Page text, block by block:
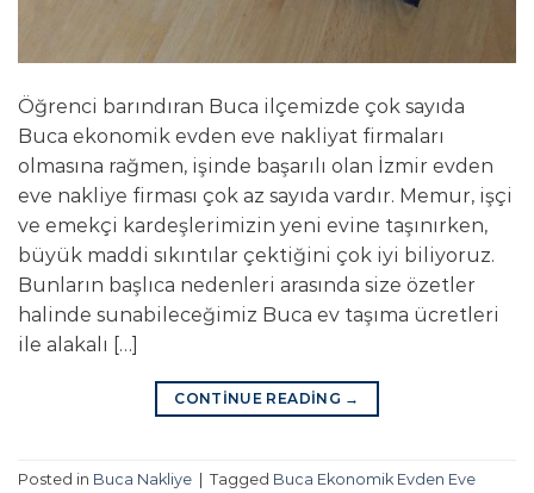
Öğrenci barındıran Buca ilçemizde çok sayıda
Buca ekonomik evden eve nakliyat firmaları
olmasına rağmen, işinde başarılı olan İzmir evden
eve nakliye firması çok az sayıda vardır. Memur, işçi
ve emekçi kardeşlerimizin yeni evine taşınırken,
büyük maddi sıkıntılar çektiğini çok iyi biliyoruz.
Bunların başlıca nedenleri arasında size özetler
halinde sunabileceğimiz Buca ev taşıma ücretleri
ile alakalı […]
CONTINUE READING →
Posted in Buca Nakliye Tagged Buca Ekonomik Evden Eve